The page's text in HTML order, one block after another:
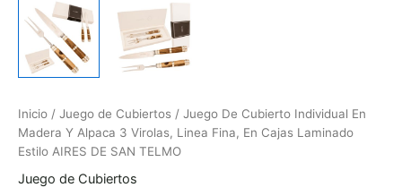
Inicio / Juego de Cubiertos / Juego De Cubierto Individual En
Madera Y Alpaca 3 Virolas, Linea Fina, En Cajas Laminado
Estilo AIRES DE SAN TELMO
Juego de Cubiertos